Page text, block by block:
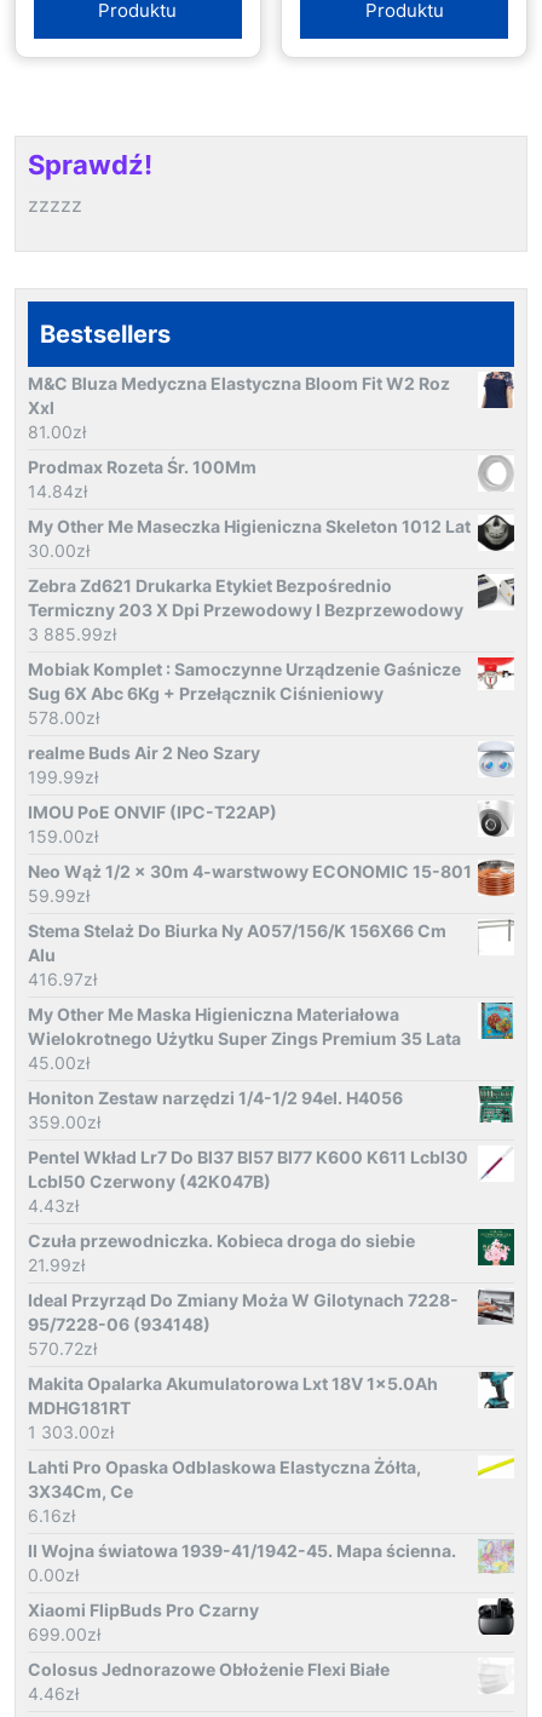
Produktu Produktu
Sprawdź!
zzzzz
Bestsellers
M&C Bluza Medyczna Elastyczna Bloom Fit W2 Roz
Xxl
81.00zł
Prodmax Rozeta Śr. 100Mm
14.84zł
My Other Me Maseczka Higieniczna Skeleton 1012 Lat
30.00zł
Zebra Zd621 Drukarka Etykiet Bezpośrednio
Termiczny 203 X Dpi Przewodowy I Bezprzewodowy
3 885.99zł
Mobiak Komplet : Samoczynne Urządzenie Gaśnicze
Sug 6X Abc 6Kg + Przełącznik Ciśnieniowy
578.00zł
realme Buds Air 2 Neo Szary
199.99zł
IMOU PoE ONVIF (IPC-T22AP)
159.00zł
Neo Wąż 1/2 x 30m 4-warstwowy ECONOMIC 15-801
59.99zł
Stema Stelaż Do Biurka Ny A057/156/K 156X66 Cm
Alu
416.97zł
My Other Me Maska Higieniczna Materiałowa
Wielokrotnego Użytku Super Zings Premium 35 Lata
45.00zł
Honiton Zestaw narzędzi 1/4-1/2 94el. H4056
359.00zł
Pentel Wkład Lr7 Do Bl37 Bl57 Bl77 K600 K611 Lcbl30
Lcbl50 Czerwony (42K047B)
4.43zł
Czuła przewodniczka. Kobieca droga do siebie
21.99zł
Ideal Przyrząd Do Zmiany Moża W Gilotynach 7228-
95/7228-06 (934148)
570.72zł
Makita Opalarka Akumulatorowa Lxt 18V 1x5.0Ah
MDHG181RT
1 303.00zł
Lahti Pro Opaska Odblaskowa Elastyczna Żółta,
3X34Cm, Ce
6.16zł
II Wojna światowa 1939-41/1942-45. Mapa ścienna.
0.00zł
Xiaomi FlipBuds Pro Czarny
699.00zł
Colosus Jednorazowe Obłożenie Flexi Białe
4.46zł